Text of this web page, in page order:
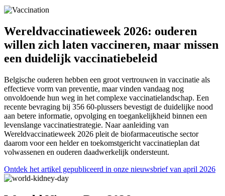
Wereldvaccinatieweek 2026: ouderen
willen zich laten vaccineren, maar missen
een duidelijk vaccinatiebeleid
Belgische ouderen hebben een groot vertrouwen in vaccinatie als
effectieve vorm van preventie, maar vinden vandaag nog
onvoldoende hun weg in het complexe vaccinatielandschap. Een
recente bevraging bij 356 60-plussers bevestigt de duidelijke nood
aan betere informatie, opvolging en toegankelijkheid binnen een
levenslange vaccinatiestrategie. Naar aanleiding van
Wereldvaccinatieweek 2026 pleit de biofarmaceutische sector
daarom voor een helder en toekomstgericht vaccinatieplan dat
volwassenen en ouderen daadwerkelijk ondersteunt.
Ontdek het artikel gepubliceerd in onze nieuwsbrief van april 2026